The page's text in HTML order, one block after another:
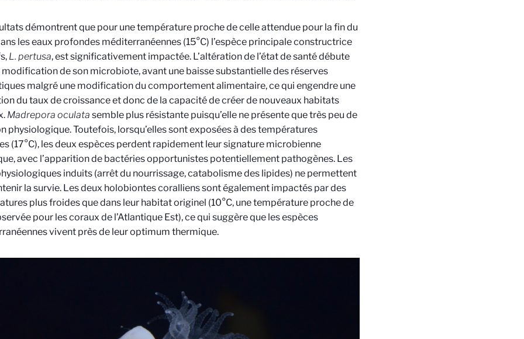
démontrent que pour une température proche de celle attendue pour la fin du
les eaux profondes méditerranéennes (15°C) l’espèce principale constructrice
L. pertusa, est significativement impactée. L’altération de l’état de santé débute
modification de son microbiote, avant une baisse substantielle des réserves
malgré une modification du comportement alimentaire, ce qui engendre une
du taux de croissance et donc de la capacité de créer de nouveaux habitats
Madrepora oculata semble plus résistante puisqu’elle ne présente que très peu de
physiologique. Toutefois, lorsqu’elles sont exposées à des températures
(17°C), les deux espèces perdent rapidement leur signature microbienne
avec l’apparition de bactéries opportunistes potentiellement pathogènes. Les
induits (arrêt du nourrissage, catabolisme des lipides) ne permettent
la survie. Les deux holobiontes coralliens sont également impactés par des
plus froides que dans leur habitat originel (10°C, une température proche de
pour les coraux de l’Atlantique Est), ce qui suggère que les espèces
vivent près de leur optimum thermique.